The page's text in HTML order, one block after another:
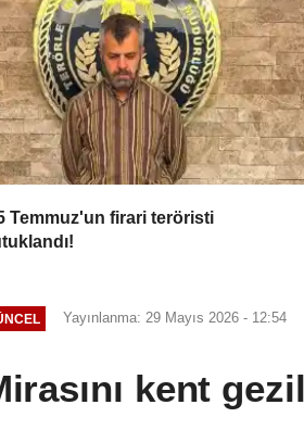
Temmuz'un firari teröristi
Yayınlanma: 29 Mayıs 2026 - 12:54
kent